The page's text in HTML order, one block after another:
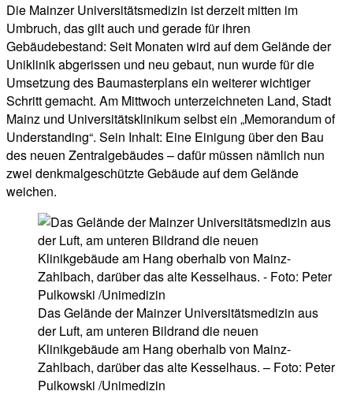
Die Mainzer Universitätsmedizin ist derzeit mitten im
Umbruch, das gilt auch und gerade für ihren
Gebäudebestand: Seit Monaten wird auf dem Gelände der
Uniklinik abgerissen und neu gebaut, nun wurde für die
Umsetzung des Baumasterplans ein weiterer wichtiger
Schritt gemacht. Am Mittwoch unterzeichneten Land, Stadt
Mainz und Universitätsklinikum selbst ein „Memorandum of
Understanding“. Sein Inhalt: Eine Einigung über den Bau
des neuen Zentralgebäudes – dafür müssen nämlich nun
zwei denkmalgeschützte Gebäude auf dem Gelände
weichen.
Das Gelände der Mainzer Universitätsmedizin aus
der Luft, am unteren Bildrand die neuen
Klinikgebäude am Hang oberhalb von Mainz-
Zahlbach, darüber das alte Kesselhaus. – Foto: Peter
Pulkowski /Unimedizin